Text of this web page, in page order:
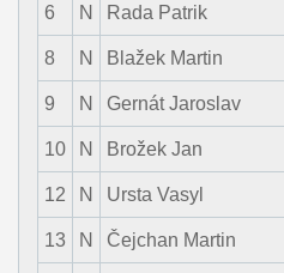
6 N Rada Patrik
8 N Blažek Martin
9 N Gernát Jaroslav
10 N Brožek Jan
12 N Ursta Vasyl
13 N Čejchan Martin